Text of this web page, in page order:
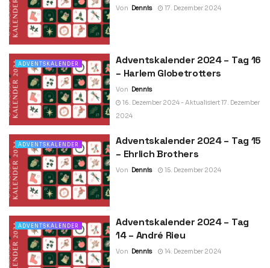
Von Dennis 17. Dezember 2024
ADVENTSKALENDER
Adventskalender 2024 – Tag 16
– Harlem Globetrotters
Von Dennis
16. Dezember 2024 - Aktualisiert 17. Dezember
2024
ADVENTSKALENDER
Adventskalender 2024 – Tag 15
– Ehrlich Brothers
Von Dennis 15. Dezember 2024
ADVENTSKALENDER
Adventskalender 2024 – Tag
14 – André Rieu
Von Dennis 14. Dezember 2024